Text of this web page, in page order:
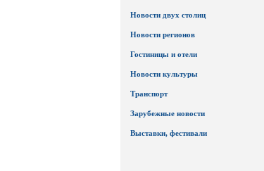
Новости двух столиц
Новости регионов
Гостиницы и отели
Новости культуры
Транспорт
Зарубежные новости
Выставки, фестивали